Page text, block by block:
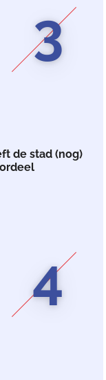
3
de stad (nog)
4